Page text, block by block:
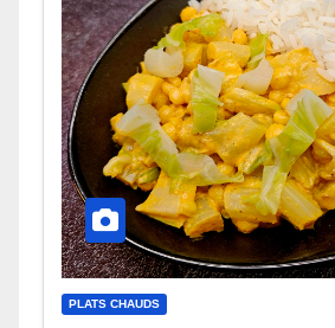
PLATS CHAUDS